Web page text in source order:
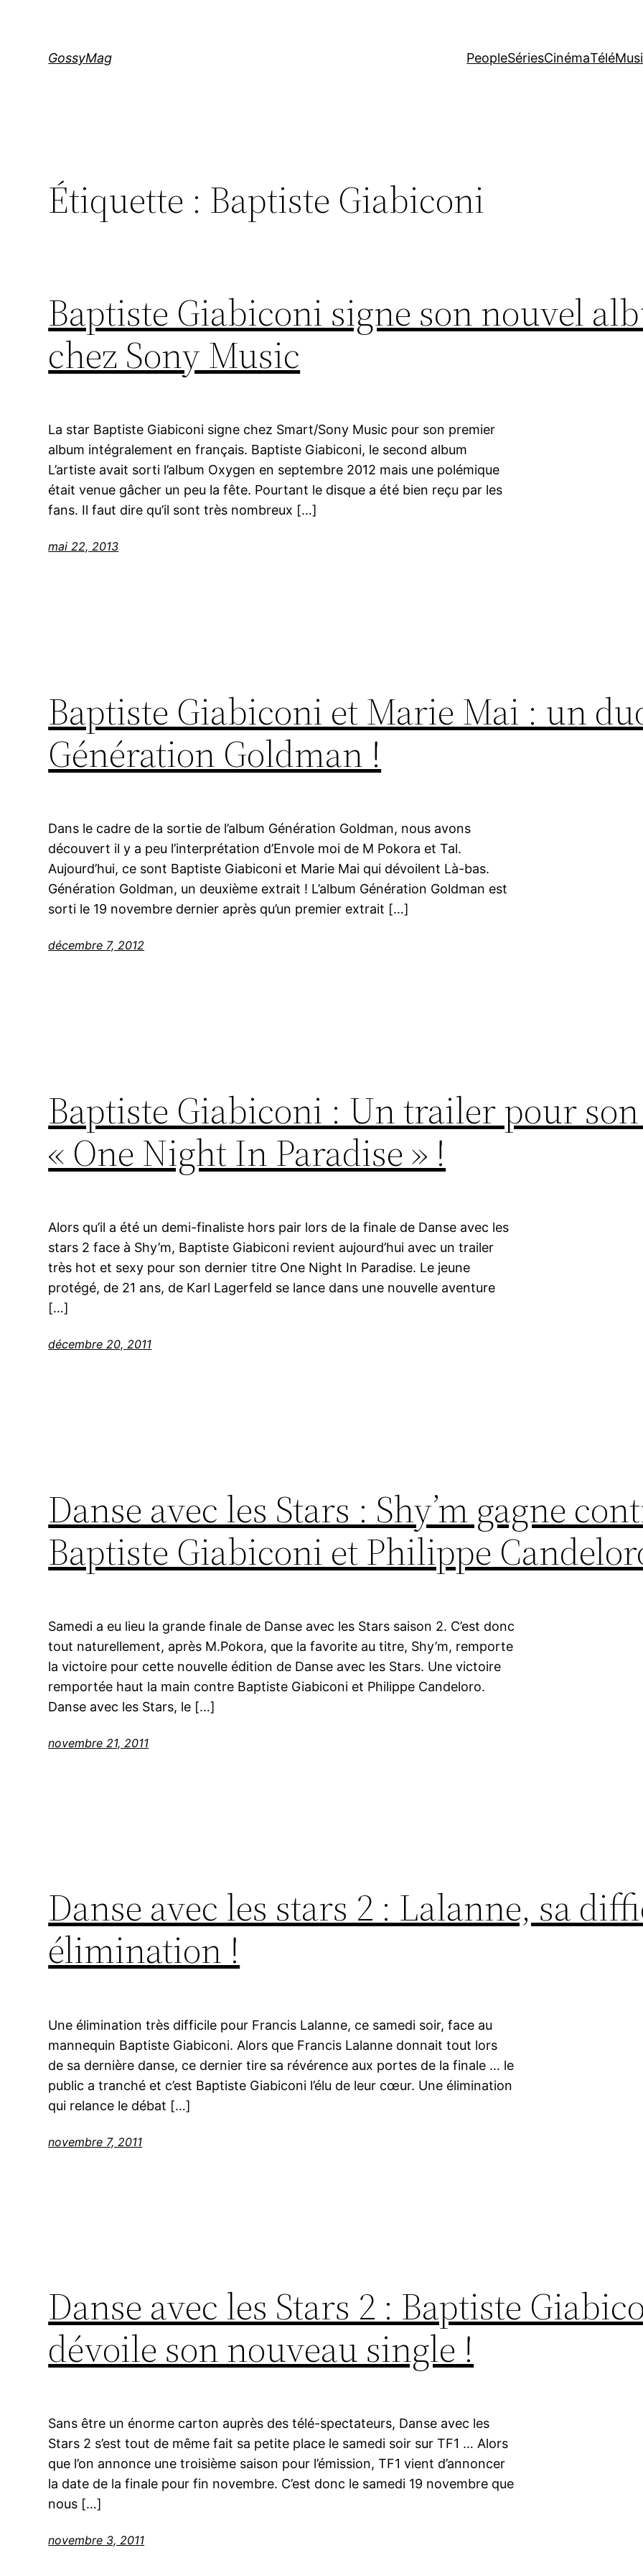
GossyMag PeopleSériesCinémaTélé
Étiquette : Baptiste Giabiconi
Baptiste Giabiconi signe son nouvel
chez Sony Music
La star Baptiste Giabiconi signe chez Smart/Sony Music pour son premier
album intégralement en français. Baptiste Giabiconi, le second album
L’artiste avait sorti l’album Oxygen en septembre 2012 mais une polémique
était venue gâcher un peu la fête. Pourtant le disque a été bien reçu par les
fans. Il faut dire qu’il sont très nombreux […]
mai 22, 2013
Baptiste Giabiconi et Marie Mai : un
Génération Goldman !
Dans le cadre de la sortie de l’album Génération Goldman, nous avons
découvert il y a peu l’interprétation d’Envole moi de M Pokora et Tal.
Aujourd’hui, ce sont Baptiste Giabiconi et Marie Mai qui dévoilent Là-bas.
Génération Goldman, un deuxième extrait ! L’album Génération Goldman est
sorti le 19 novembre dernier après qu’un premier extrait […]
décembre 7, 2012
Baptiste Giabiconi : Un trailer pour
« One Night In Paradise » !
Alors qu’il a été un demi-finaliste hors pair lors de la finale de Danse avec les
stars 2 face à Shy’m, Baptiste Giabiconi revient aujourd’hui avec un trailer
très hot et sexy pour son dernier titre One Night In Paradise. Le jeune
protégé, de 21 ans, de Karl Lagerfeld se lance dans une nouvelle aventure
[…]
décembre 20, 2011
Danse avec les Stars : Shy’m gagne
Baptiste Giabiconi et Philippe
Samedi a eu lieu la grande finale de Danse avec les Stars saison 2. C’est donc
tout naturellement, après M.Pokora, que la favorite au titre, Shy’m, remporte
la victoire pour cette nouvelle édition de Danse avec les Stars. Une victoire
remportée haut la main contre Baptiste Giabiconi et Philippe Candeloro.
Danse avec les Stars, le […]
novembre 21, 2011
Danse avec les stars 2 : Lalanne, sa
élimination !
Une élimination très difficile pour Francis Lalanne, ce samedi soir, face au
mannequin Baptiste Giabiconi. Alors que Francis Lalanne donnait tout lors
de sa dernière danse, ce dernier tire sa révérence aux portes de la finale … le
public a tranché et c’est Baptiste Giabiconi l’élu de leur cœur. Une élimination
qui relance le débat […]
novembre 7, 2011
Danse avec les Stars 2 : Baptiste
dévoile son nouveau single !
Sans être un énorme carton auprès des télé-spectateurs, Danse avec les
Stars 2 s’est tout de même fait sa petite place le samedi soir sur TF1 … Alors
que l’on annonce une troisième saison pour l’émission, TF1 vient d’annoncer
la date de la finale pour fin novembre. C’est donc le samedi 19 novembre que
nous […]
novembre 3, 2011